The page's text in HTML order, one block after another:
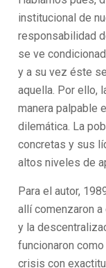
institucional de
responsabilidad
se ve
y a su vez éste
aquella. Por ello,
manera palpable
dilemática. La
concretas y sus
altos niveles de
Para el autor,
allí comenzaron a
y la
funcionaron
crisis con